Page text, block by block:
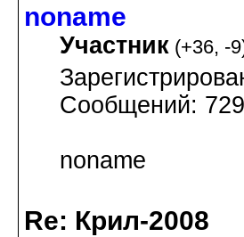
noname
Участник (+36, -9
Сообщений: 729
noname
Re: Крил-2008